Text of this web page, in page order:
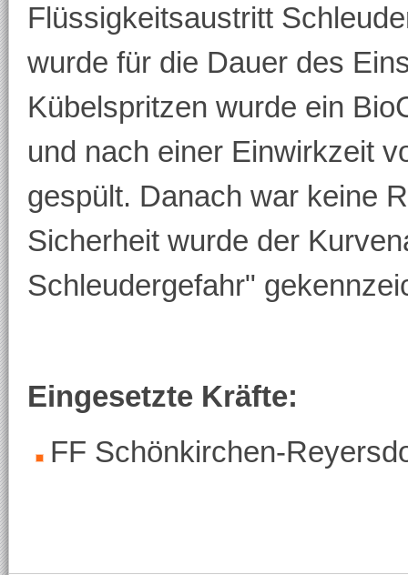
Flüssigkeitsaustritt
wurde für die Dauer des
Kübelspritzen wurde ein
und nach einer Einwirkzeit
gespült. Danach war keine
Sicherheit wurde der
Schleudergefahr"
Eingesetzte Kräfte:
FF Schönkirchen-